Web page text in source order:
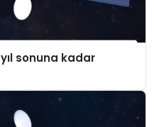
sonuna kadar